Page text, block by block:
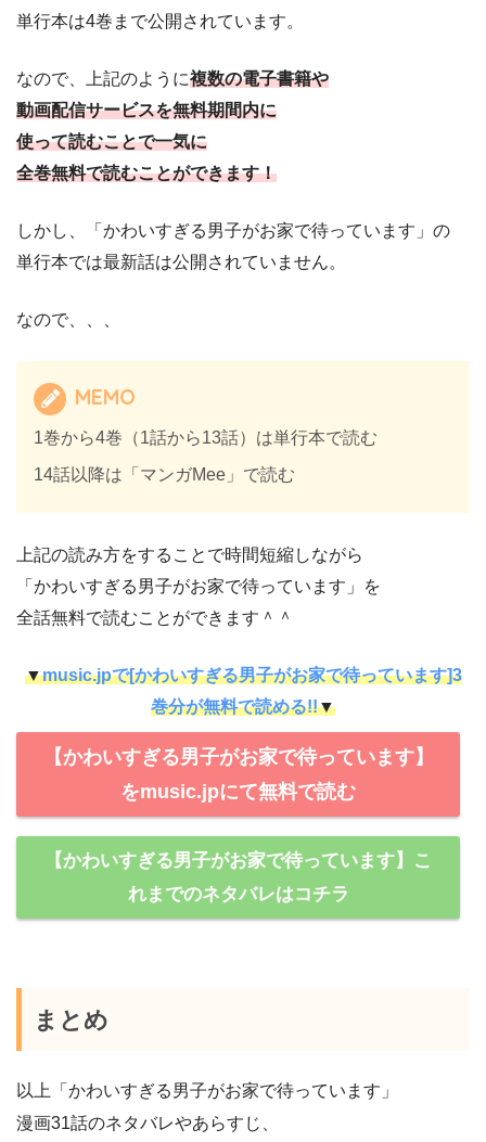
単行本は4巻まで公開されています。
なので、上記のように複数の電子書籍や
動画配信サービスを無料期間内に
使って読むことで一気に
全巻無料で読むことができます！
しかし、「かわいすぎる男子がお家で待っています」の
単行本では最新話は公開されていません。
なので、、、
MEMO
1巻から4巻（1話から13話）は単行本で読む
14話以降は「マンガMee」で読む
上記の読み方をすることで時間短縮しながら
「かわいすぎる男子がお家で待っています」を
全話無料で読むことができます＾＾
▼music.jpで[かわいすぎる男子がお家で待っています]3
巻分が無料で読める!!▼
【かわいすぎる男子がお家で待っています】
をmusic.jpにて無料で読む
【かわいすぎる男子がお家で待っています】こ
れまでのネタバレはコチラ
まとめ
以上「かわいすぎる男子がお家で待っています」
漫画31話のネタバレやあらすじ、